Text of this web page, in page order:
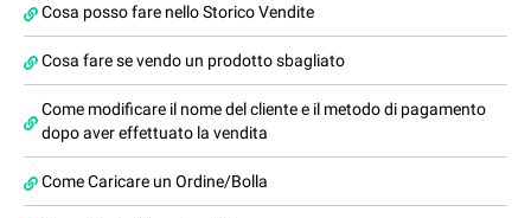
Cosa posso fare nello Storico Vendite
Cosa fare se vendo un prodotto sbagliato
Come modificare il nome del cliente e il metodo di pagamento
dopo aver effettuato la vendita
Come Caricare un Ordine/Bolla